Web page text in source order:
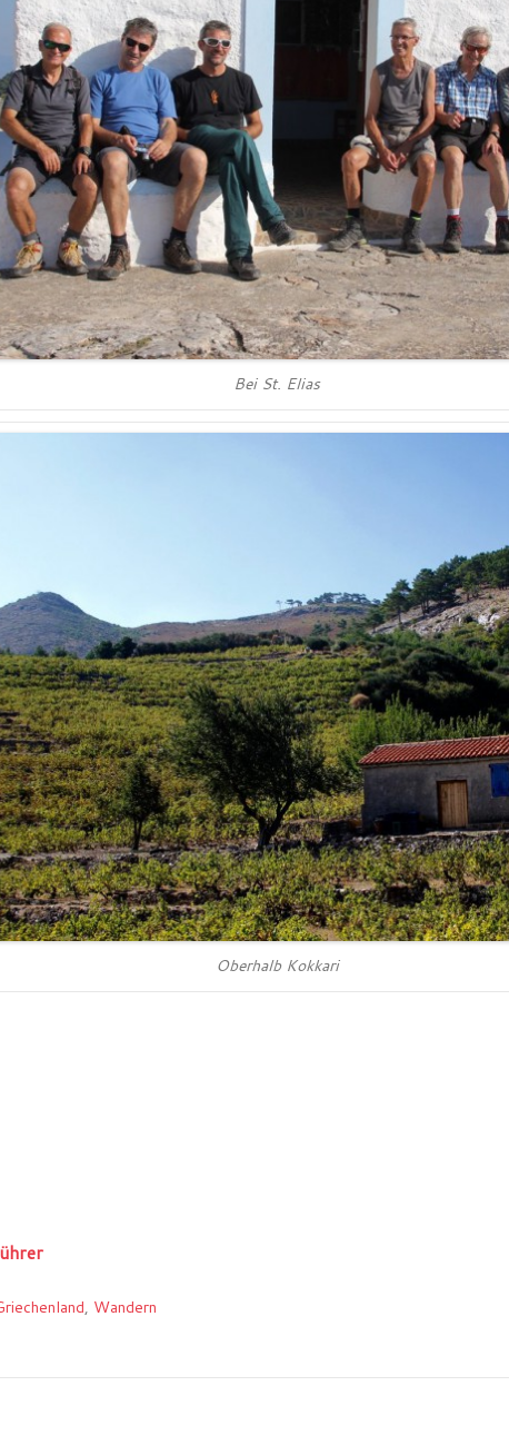
Bei St. Elias
Oberhalb Kokkari
, Wandern